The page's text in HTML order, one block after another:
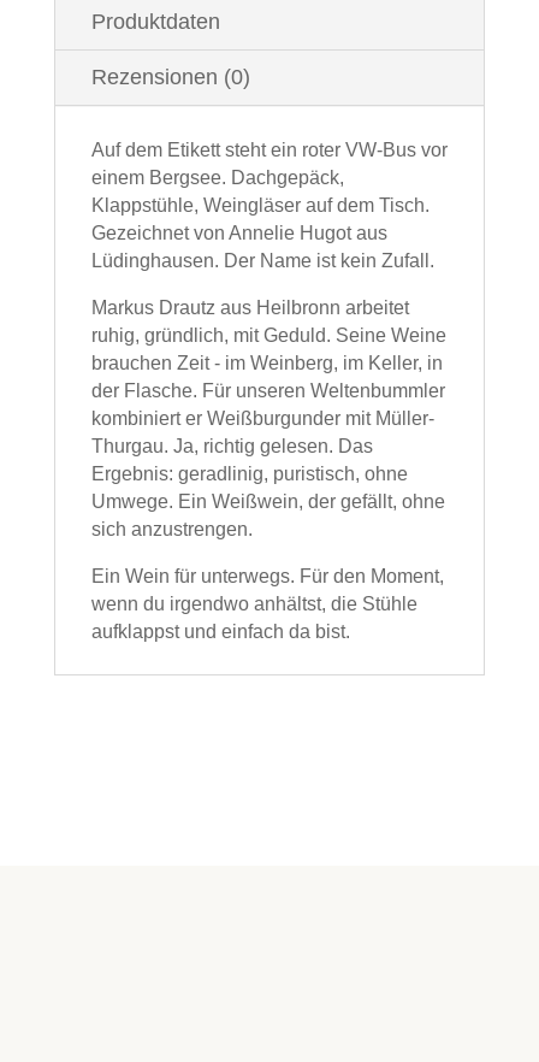
Produktdaten
Rezensionen (0)
Auf dem Etikett steht ein roter VW-Bus vor
einem Bergsee. Dachgepäck,
Klappstühle, Weingläser auf dem Tisch.
Gezeichnet von Annelie Hugot aus
Lüdinghausen. Der Name ist kein Zufall.
Markus Drautz aus Heilbronn arbeitet
ruhig, gründlich, mit Geduld. Seine Weine
brauchen Zeit - im Weinberg, im Keller, in
der Flasche. Für unseren Weltenbummler
kombiniert er Weißburgunder mit Müller-
Thurgau. Ja, richtig gelesen. Das
Ergebnis: geradlinig, puristisch, ohne
Umwege. Ein Weißwein, der gefällt, ohne
sich anzustrengen.
Ein Wein für unterwegs. Für den Moment,
wenn du irgendwo anhältst, die Stühle
aufklappst und einfach da bist.